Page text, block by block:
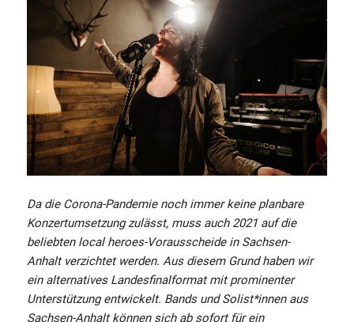
Da die Corona-Pandemie noch immer keine planbare
Konzertumsetzung zulässt, muss auch 2021 auf die
beliebten local heroes-Vorausscheide in Sachsen-
Anhalt verzichtet werden. Aus diesem Grund haben wir
ein alternatives Landesfinalformat mit prominenter
Unterstützung entwickelt. Bands und Solist*innen aus
Sachsen-Anhalt können sich ab sofort für ein